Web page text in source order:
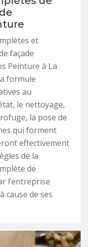
et
façade
Peinture à La
formule
au
le nettoyage,
la pose de
qui forment
effectivement
de la
de
l’entreprise
cause de ses